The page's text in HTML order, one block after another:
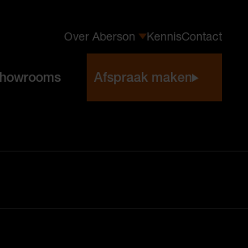
Over Aberson KennisContact
Afspraak maken